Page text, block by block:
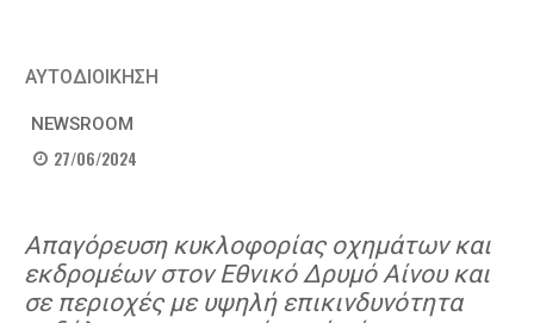
ΑΥΤΟΔΙΟΙΚΗΣΗ
NEWSROOM
27/06/2024
Απαγόρευση κυκλοφορίας οχημάτων και
εκδρομέων στον Εθνικό Δρυμό Αίνου και
σε περιοχές με υψηλή επικινδυνότητα